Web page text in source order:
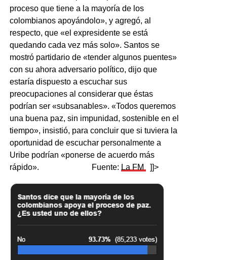
proceso que tiene a la mayoría de los
colombianos apoyándolo», y agregó, al
respecto, que «el expresidente se está
quedando cada vez más solo». Santos se
mostró partidario de «tender algunos puentes»
con su ahora adversario político, dijo que
estaría dispuesto a escuchar sus
preocupaciones al considerar que éstas
podrían ser «subsanables». «Todos queremos
una buena paz, sin impunidad, sostenible en el
tiempo», insistió, para concluir que si tuviera la
oportunidad de escuchar personalmente a
Uribe podrían «ponerse de acuerdo más
rápido».
Fuente: La FM ]]>